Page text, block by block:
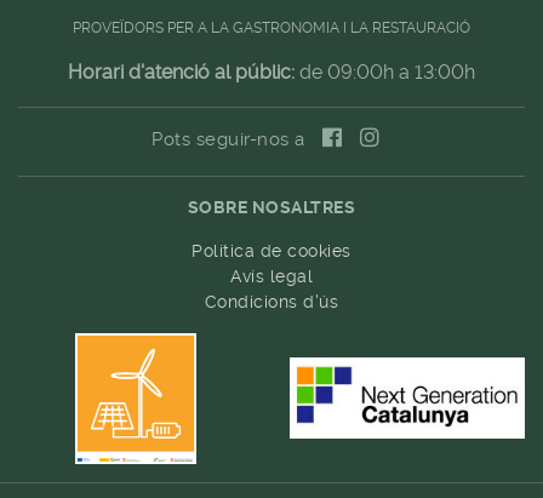
PROVEÏDORS PER A LA GASTRONOMIA I LA RESTAURACIÓ
Horari d'atenció al públic: de 09:00h a 13:00h
Pots seguir-nos a
SOBRE NOSALTRES
Política de cookies
Avís legal
Condicions d'ús